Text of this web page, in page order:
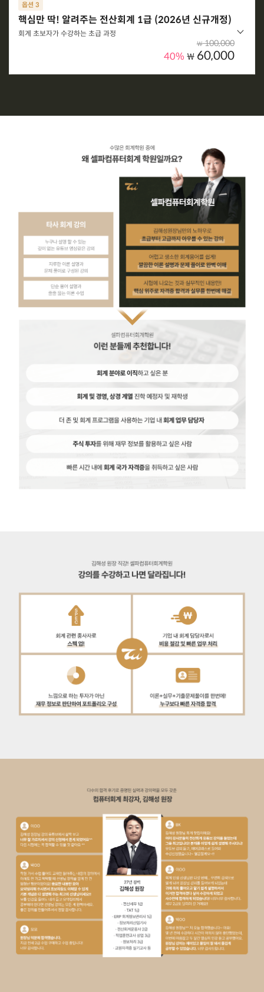
옵션 구성
전산세무 2급 이론+실무+기출풀이를 한 번에!
옵션 선택하기
옵션 3
핵심만 딱! 알려주는 전산회계 1급 (2026년 신규개정)
회계 초보자가 수강하는 초급 과정
₩100,000
40% ₩60,000
옵션 선택하기